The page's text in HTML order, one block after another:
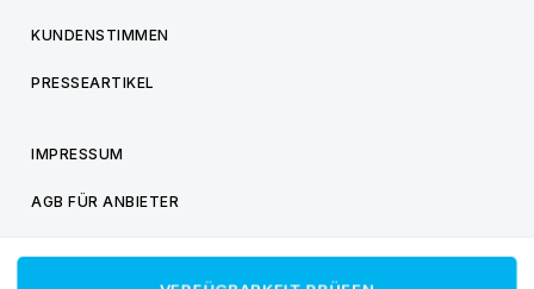
KUNDENSTIMMEN
PRESSEARTIKEL
IMPRESSUM
AGB FÜR ANBIETER